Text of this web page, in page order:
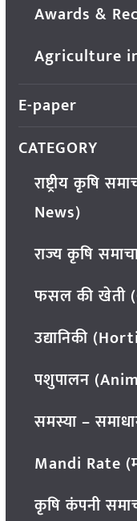
Awards &
Agriculture
E-paper
CATEGORY
राष्ट्रीय कृषि
News)
राज्य कृषि
फसल की खेती
उद्यानिकी
पशुपालन
समस्या –
Mandi Rate
कृषि कंपनी